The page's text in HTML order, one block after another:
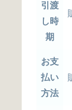
引渡
し時
期
お支
払い
方法